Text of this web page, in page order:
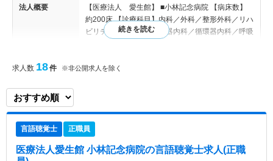
法人概要
【医療法人 愛生館】 ■小林記念病院 【病床数】
約200床 【診療科目】内科／外科／整形外科／リハ
ビリテーション科／消化器内科／循環器内科／呼吸
外科／放射線科／麻酔科 ■健康管理センター/老人保
機能ひまわり 【社会福祉法人 愛生館】 ■碧南市養
護老人ホーム/特別養護老人ホームひまわり/特別養
科／リハビリテーション科／消化器内科／循環器内
求人数 18件 ※非公開求人を除く
言語聴覚士 正職員
医療法人愛生館 小林記念病院の言語聴覚士求人(正職